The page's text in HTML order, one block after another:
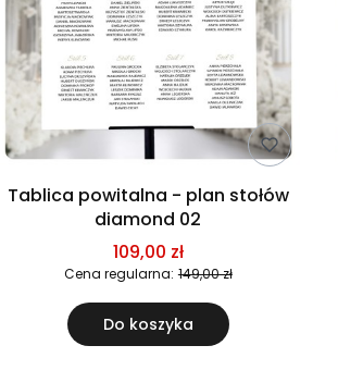
Tablica powitalna - plan stołów
diamond 02
109,00 zł
Cena regularna: 149,00 zł
Do koszyka